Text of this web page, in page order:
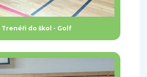
Trenéři do škol - Golf